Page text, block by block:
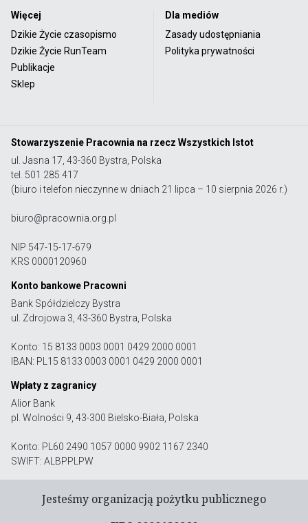
Więcej
Dzikie Życie czasopismo
Dzikie Życie RunTeam
Publikacje
Sklep
Dla mediów
Zasady udostępniania
Polityka prywatności
Stowarzyszenie Pracownia na rzecz Wszystkich Istot
ul. Jasna 17, 43-360 Bystra, Polska
tel. 501 285 417
(biuro i telefon nieczynne w dniach 21 lipca – 10 sierpnia 2026 r.)
biuro@pracownia.org.pl
NIP 547-15-17-679
KRS 0000120960
Konto bankowe Pracowni
Bank Spółdzielczy Bystra
ul. Zdrojowa 3, 43-360 Bystra, Polska
Konto: 15 8133 0003 0001 0429 2000 0001
IBAN: PL15 8133 0003 0001 0429 2000 0001
Wpłaty z zagranicy
Alior Bank
pl. Wolności 9, 43-300 Bielsko-Biała, Polska
Konto: PL60 2490 1057 0000 9902 1167 2340
SWIFT: ALBPPLPW
Jesteśmy organizacją pożytku publicznego